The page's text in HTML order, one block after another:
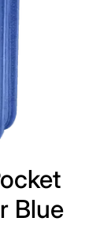
Blue